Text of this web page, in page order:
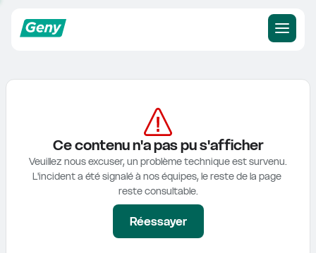
Ce contenu n'a pas pu s'afficher
Veuillez nous excuser, un problème technique est survenu.
L'incident a été signalé à nos équipes, le reste de la page
reste consultable.
Réessayer